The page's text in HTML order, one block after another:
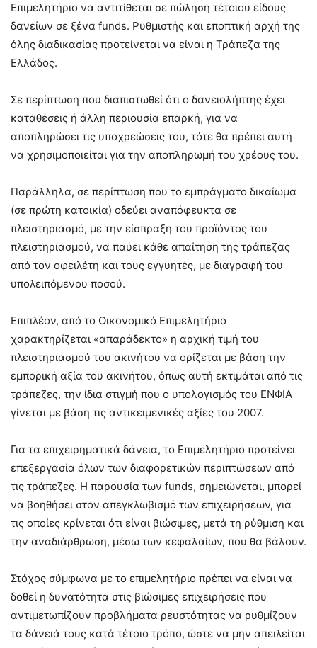
Επιμελητήριο να αντιτίθεται σε πώληση τέτοιου είδους
δανείων σε ξένα funds. Ρυθμιστής και εποπτική αρχή της
όλης διαδικασίας προτείνεται να είναι η Τράπεζα της
Ελλάδος.
Σε περίπτωση που διαπιστωθεί ότι ο δανειολήπτης έχει
καταθέσεις ή άλλη περιουσία επαρκή, για να
αποπληρώσει τις υποχρεώσεις του, τότε θα πρέπει αυτή
να χρησιμοποιείται για την αποπληρωμή του χρέους του.
Παράλληλα, σε περίπτωση που το εμπράγματο δικαίωμα
(σε πρώτη κατοικία) οδεύει αναπόφευκτα σε
πλειστηριασμό, με την είσπραξη του προϊόντος του
πλειστηριασμού, να παύει κάθε απαίτηση της τράπεζας
από τον οφειλέτη και τους εγγυητές, με διαγραφή του
υπολειπόμενου ποσού.
Επιπλέον, από το Οικονομικό Επιμελητήριο
χαρακτηρίζεται «απαράδεκτο» η αρχική τιμή του
πλειστηριασμού του ακινήτου να ορίζεται με βάση την
εμπορική αξία του ακινήτου, όπως αυτή εκτιμάται από τις
τράπεζες, την ίδια στιγμή που ο υπολογισμός του ΕΝΦΙΑ
γίνεται με βάση τις αντικειμενικές αξίες του 2007.
Για τα επιχειρηματικά δάνεια, το Επιμελητήριο προτείνει
επεξεργασία όλων των διαφορετικών περιπτώσεων από
τις τράπεζες. Η παρουσία των funds, σημειώνεται, μπορεί
να βοηθήσει στον απεγκλωβισμό των επιχειρήσεων, για
τις οποίες κρίνεται ότι είναι βιώσιμες, μετά τη ρύθμιση και
την αναδιάρθρωση, μέσω των κεφαλαίων, που θα βάλουν.
Στόχος σύμφωνα με το επιμελητήριο πρέπει να είναι να
δοθεί η δυνατότητα στις βιώσιμες επιχειρήσεις που
αντιμετωπίζουν προβλήματα ρευστότητας να ρυθμίζουν
τα δάνειά τους κατά τέτοιο τρόπο, ώστε να μην απειλείται